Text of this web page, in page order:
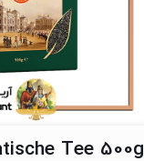
Tee 500g